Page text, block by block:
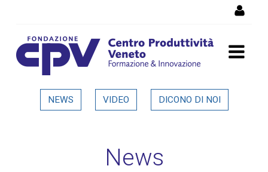
Adulti da ricollocare -
NEWS VIDEO DICONO DI NOI
News